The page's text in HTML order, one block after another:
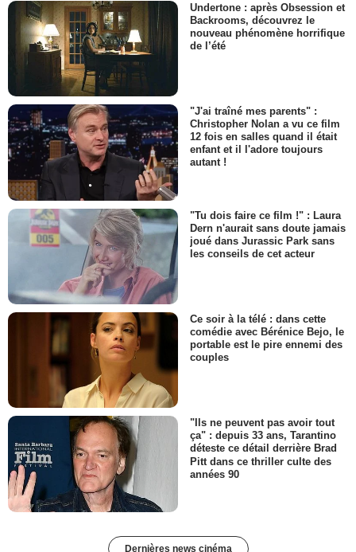
Undertone : après Obsession et
Backrooms, découvrez le
nouveau phénomène horrifique
de l’été
"J'ai traîné mes parents" :
Christopher Nolan a vu ce film
12 fois en salles quand il était
enfant et il l'adore toujours
autant !
"Tu dois faire ce film !" : Laura
Dern n'aurait sans doute jamais
joué dans Jurassic Park sans
les conseils de cet acteur
Ce soir à la télé : dans cette
comédie avec Bérénice Bejo, le
portable est le pire ennemi des
couples
"Ils ne peuvent pas avoir tout
ça" : depuis 33 ans, Tarantino
déteste ce détail derrière Brad
Pitt dans ce thriller culte des
années 90
Dernières news cinéma